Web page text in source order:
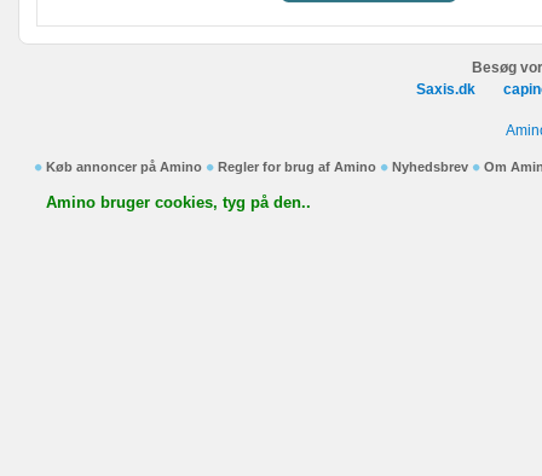
Besøg
Saxis.dk
Køb annoncer på Amino Regler for brug af Amino Nyhedsbrev Om
Amino bruger cookies, tyg på den..